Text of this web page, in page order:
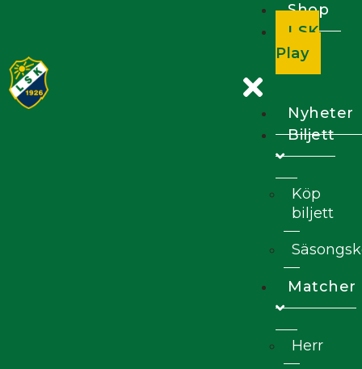
Shop
LSK
Play
Nyheter
Biljett
Köp
biljett
Matcher
Herr